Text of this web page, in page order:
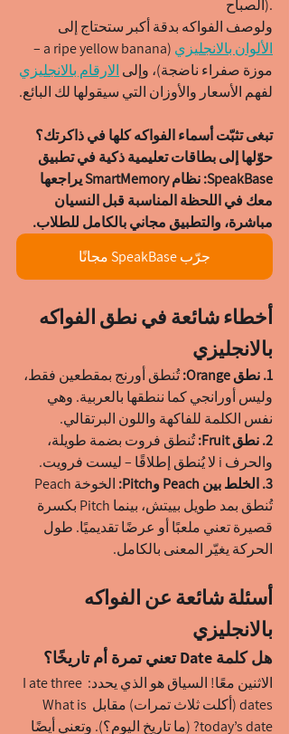
الصباح).
ولوصف الفواكه بدقة أكبر ستحتاج إلى
الألوان بالانجليزي
(a ripe yellow banana –
موزة صفراء ناضجة)، وإلى الارقام بالانجليزي
لفهم الأسعار والأوزان التي سيقولها لك البائع.
تبغى تثبّت أسماء الفواكه كلها في ذاكرتك؟
حوّلها إلى بطاقات تعليمية ذكية في تطبيق
SpeakBase: نظام SmartMemory يراجعها
معك في اللحظة المناسبة قبل النسيان
مباشرة، والتطبيق مجاني بالكامل للطلاب.
جرّب SpeakBase مجانًا
أخطاء شائعة في نطق الفواكه
بالانجليزي
1. نطق Orange:
تُنطق أورنج بمقطعين فقط،
وليس أورانجي كما ننطقها بالعربية. وهي
نفس الكلمة للفاكهة واللون البرتقالي.
2. نطق Fruit:
تُنطق فروت بضمة طويلة،
والحرف i لا يُنطق إطلاقًا – ليست فرويت.
3. الخلط بين Peach وPitch:
تُنطق بمد طويل بييتش، بينما Pitch بكسرة
قصيرة تعني ملعبًا أو عرضًا تقديميًا. طول
الحركة يغيّر المعنى بالكامل.
أسئلة شائعة عن الفواكه
بالانجليزي
هل كلمة Date تعني تمرة أم تاريخًا؟
الاثنين معًا! السياق هو الذي يحدد: I ate three
dates (أكلت ثلاث تمرات) مقابل What is
today’s date? (ما تاريخ اليوم؟). وتعني أيضًا